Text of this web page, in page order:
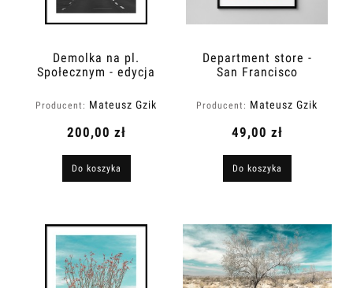
Demolka na pl.
Społecznym - edycja
Producent: Mateusz Gzik
200,00 zł
Do koszyka
Department store -
San Francisco
Producent: Mateusz Gzik
49,00 zł
Do koszyka